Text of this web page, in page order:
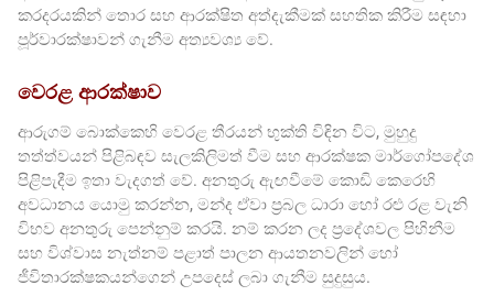
කරදරයකින් තොර සහ ආරක්ෂිත අත්දැකීමක් සහතික කිරීම සඳහා
පූර්වාරක්ෂාවන් ගැනීම අත්‍යවශ්‍ය වේ.
වෙරළ ආරක්ෂාව
ආරුගම් බොක්කෙහි වෙරළ තීරයන් භුක්ති විඳින විට, මුහුදු
තත්ත්වයන් පිළිබඳව සැලකිලිමත් වීම සහ ආරක්ෂක මාර්ගෝපදේශ
පිළිපැදීම ඉතා වැදගත් වේ. අනතුරු ඇඟවීමේ කොඩි කෙරෙහි
අවධානය යොමු කරන්න, මන්ද ඒවා ප්‍රබල ධාරා හෝ රළු රළ වැනි
විභව අනතුරු පෙන්නුම් කරයි. නම් කරන ලද ප්‍රදේශවල පිහිනීම
සහ විශ්වාස නැත්නම් පළාත් පාලන ආයතනවලින් හෝ
ජීවිතාරක්ෂකයන්ගෙන් උපදෙස් ලබා ගැනීම සුදුසුය.